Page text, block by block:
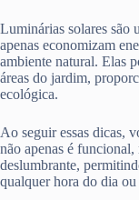
Luminárias solares são
apenas economizam
ambiente natural. Elas
áreas do jardim,
ecológica.
Ao seguir essas dicas,
não apenas é
deslumbrante,
qualquer hora do dia ou